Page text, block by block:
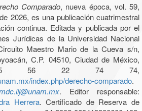
Comparado, nueva época, vol. 59,
2026, es una publicación cuatrimestral
continua. Editada y publicada por el
Jurídicas de la Universidad Nacional
Maestro Mario de la Cueva s/n,
C.P. 04510, Ciudad de México,
56 22 74 74,
index.php/derecho-comparado.
. Editor responsable:
Herrera. Certificado de Reserva de